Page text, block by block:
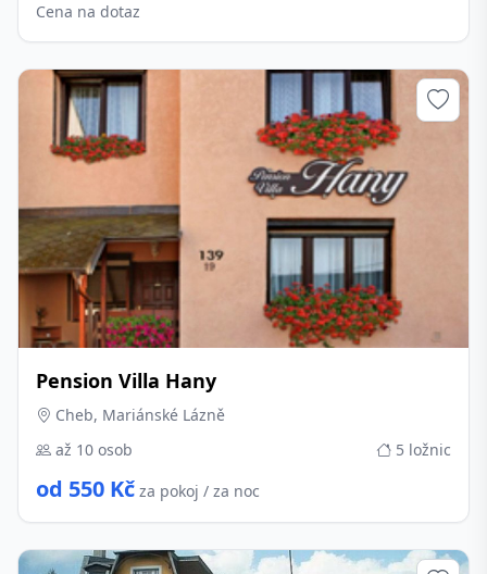
Cena na dotaz
Pension Villa Hany
Cheb, Mariánské Lázně
až 10 osob
5 ložnic
od 550 Kč za pokoj / za noc